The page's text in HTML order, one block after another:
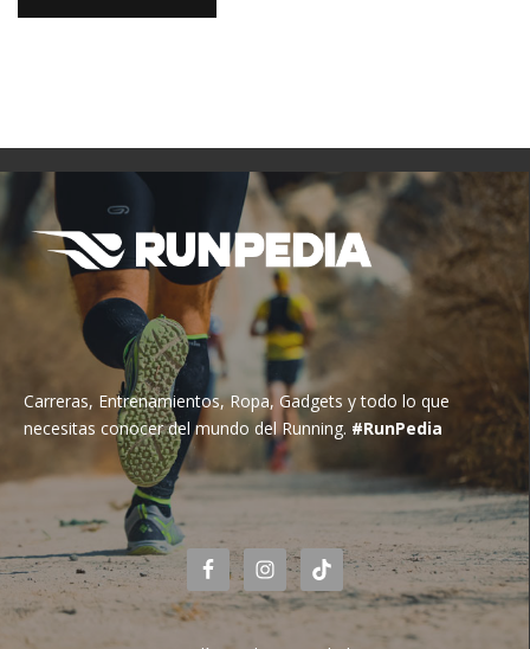
Carreras, Entrenamientos, Ropa, Gadgets y todo lo que
necesitas conocer del mundo del Running. #RunPedia